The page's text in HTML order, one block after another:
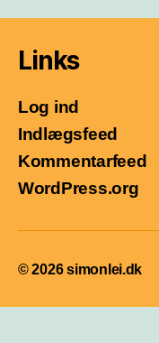
Links
Log ind
Indlægsfeed
Kommentarfeed
WordPress.org
© 2026simonlei.dk